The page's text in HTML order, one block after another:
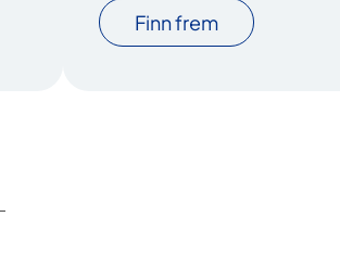
Finn frem